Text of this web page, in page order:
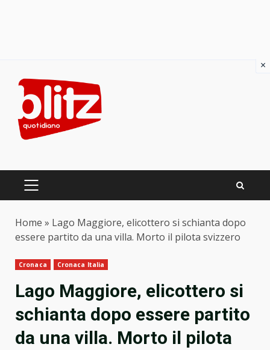
content
PRIMARY
Home » Lago Maggiore, elicottero si schianta dopo
essere partito da una villa. Morto il pilota svizzero
Cronaca Cronaca Italia
Lago Maggiore, elicottero si
schianta dopo essere partito
da una villa. Morto il pilota
×